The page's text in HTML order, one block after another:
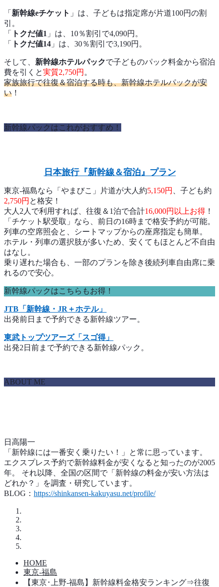
「 新幹線eチケット 」は、子どもは指定席が片道100円の割
引。
「
トクだ値1 」は、10％割引で4,090円。
「
トクだ値14 」は、30％割引で3,190円。
そして、 新幹線ホテルパックで子どものパック料金から宿泊
費を引くと実質2,750円 。
家族旅行で往復＆宿泊する時も、新幹線ホテルパックが安
い ！
新幹線パックはこれがおすすめ！
日本旅行『新幹線＆宿泊』プラン
東京-福島なら「やまびこ」片道が大人約5,150円
、子ども約
2,750円 と格安！
大人2人で利用すれば、往復＆1泊で合計16,000円以上お得 ！
「チケット駅受取」なら、前日の16時まで格安予約が可能。
列車の空席照会と、シートマップからの座席指定も簡単。
ホテル・列車の選択肢が多いため、安くてもほとんど不自由
はなし。
乗り遅れた場合も、一部のプランを除き後続列車自由席に乗
れるので安心。
新幹線パックはこちらもお得！
JTB「新幹線・JR＋ホテル」
出発前日まで予約できる新幹線ツアー。
東武トップツアーズ「スゴ得」
出発2日前まで予約できる新幹線パック。
ABOUT ME
日高陽一
「新幹線には一番安く乗りたい！」と常に思っています。
エクスプレス予約で新幹線料金が安くなると知ったのが2005
年。 それ以降、全国の区間で「新幹線の料金が安い方法は
どれか？」を調査・研究しています。
BLOG： https://shinkansen-kakuyasu.net/profile/
HOME
東京-福島
【東京･上野-福島】新幹線料金格安ランキング⇒往復